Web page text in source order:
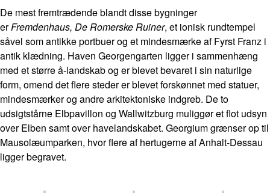
De mest fremtrædende blandt disse bygninger
erFremdenhaus, DeRomerske Ruiner, et ionisk rundtempel
såvel som antikke portbuer og et mindesmærke af Fyrst Franz i
antik klædning. Haven Georgengarten ligger i sammenhæng
med et større å-landskab og er blevet bevaret i sin naturlige
form, omend det flere steder er blevet forskønnet med statuer,
mindesmærker og andre arkitektoniske indgreb. De to
udsigtstårne Elbpavillon og Wallwitzburg muliggør et flot udsyn
over Elben samt over havelandskabet. Georgium grænser op til
Mausolæumparken, hvor flere af hertugerne af Anhalt-Dessau
ligger begravet.